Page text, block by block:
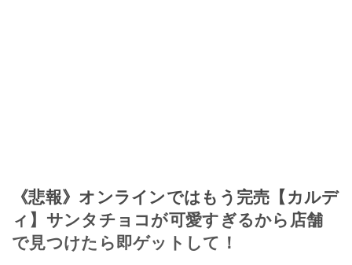
《悲報》オンラインではもう完売【カルデ
ィ】サンタチョコが可愛すぎるから店舗
で見つけたら即ゲットして！